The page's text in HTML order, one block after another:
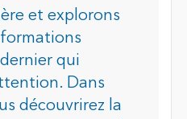
et explorons
qui
Dans
découvrirez la